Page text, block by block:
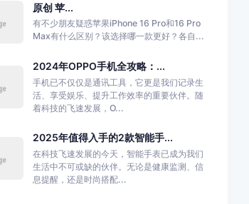
原创 苹...
有不少朋友疑惑苹果iPhone 16 Pro和16 Pro
Max有什么区别？该选择哪一款更好？各自...
2024年OPPO手机全攻略：...
手机已不仅仅是通讯工具，它更是我们记录生
活、享受娱乐、提升工作效率的重要伙伴。随
着科技的飞速发展，O...
2025年值得入手的2款智能手...
在科技飞速发展的今天，智能手表已成为我们
生活中不可或缺的伙伴。无论是健康监测、信
息提醒，还是时尚搭配...